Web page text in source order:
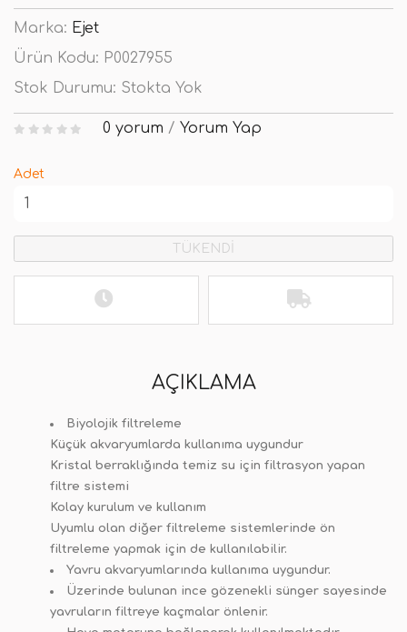
Marka: Ejet
Ürün Kodu: P0027955
Stok Durumu: Stokta Yok
0 yorum / Yorum Yap
Adet
TÜKENDİ
AÇIKLAMA
Biyolojik filtreleme
Küçük akvaryumlarda kullanıma uygundur
Kristal berraklığında temiz su için filtrasyon yapan
filtre sistemi
Kolay kurulum ve kullanım
Uyumlu olan diğer filtreleme sistemlerinde ön
filtreleme yapmak için de kullanılabilir.
Yavru akvaryumlarında kullanıma uygundur.
Üzerinde bulunan ince gözenekli sünger sayesinde
yavruların filtreye kaçmalar önlenir.